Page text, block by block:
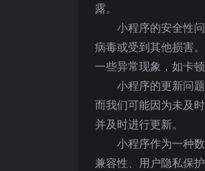
露。
小程序的安全性
病毒或受到其他损害
一些异常现象，如卡顿
小程序的更新问
而我们可能因为未及
并及时进行更新。
小程序作为一种
兼容性、用户隐私保